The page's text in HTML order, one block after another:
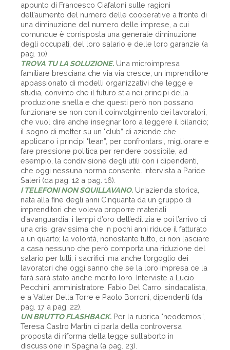
appunto di Francesco Ciafaloni sulle ragioni
dell’aumento del numero delle cooperative a fronte di
una diminuzione del numero delle imprese, a cui
comunque è corrisposta una generale diminuzione
degli occupati, del loro salario e delle loro garanzie (a
pag. 10).
TROVA TU LA SOLUZIONE. Una microimpresa
familiare bresciana che via via cresce; un imprenditore
appassionato di modelli organizzativi che legge e
studia, convinto che il futuro stia nei principi della
produzione snella e che questi però non possano
funzionare se non con il coinvolgimento dei lavoratori,
che vuol dire anche insegnar loro a leggere il bilancio;
il sogno di metter su un "club” di aziende che
applicano i principi "lean”, per confrontarsi, migliorare e
fare pressione politica per rendere possibile, ad
esempio, la condivisione degli utili con i dipendenti,
che oggi nessuna norma consente. Intervista a Paride
Saleri (da pag. 12 a pag. 16).
I TELEFONI NON SQUILLAVANO. Un’azienda storica,
nata alla fine degli anni Cinquanta da un gruppo di
imprenditori che voleva proporre materiali
d’avanguardia, i tempi d’oro dell’edilizia e poi l’arrivo di
una crisi gravissima che in pochi anni riduce il fatturato
a un quarto; la volontà, nonostante tutto, di non lasciare
a casa nessuno che però comporta una riduzione del
salario per tutti; i sacrifici, ma anche l’orgoglio dei
lavoratori che oggi sanno che se la loro impresa ce la
farà sarà stato anche merito loro. Interviste a Lucio
Pecchini, amministratore, Fabio Del Carro, sindacalista,
e a Valter Della Torre e Paolo Borroni, dipendenti (da
pag. 17 a pag. 22).
UN BRUTTO FLASHBACK. Per la rubrica "neodemos”,
Teresa Castro Martín ci parla della controversa
proposta di riforma della legge sull’aborto in
discussione in Spagna (a pag. 23).